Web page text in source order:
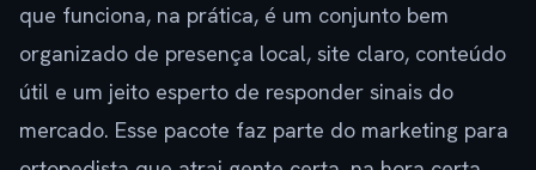
que funciona, na prática, é um conjunto bem
organizado de presença local, site claro, conteúdo
útil e um jeito esperto de responder sinais do
mercado. Esse pacote faz parte do marketing para